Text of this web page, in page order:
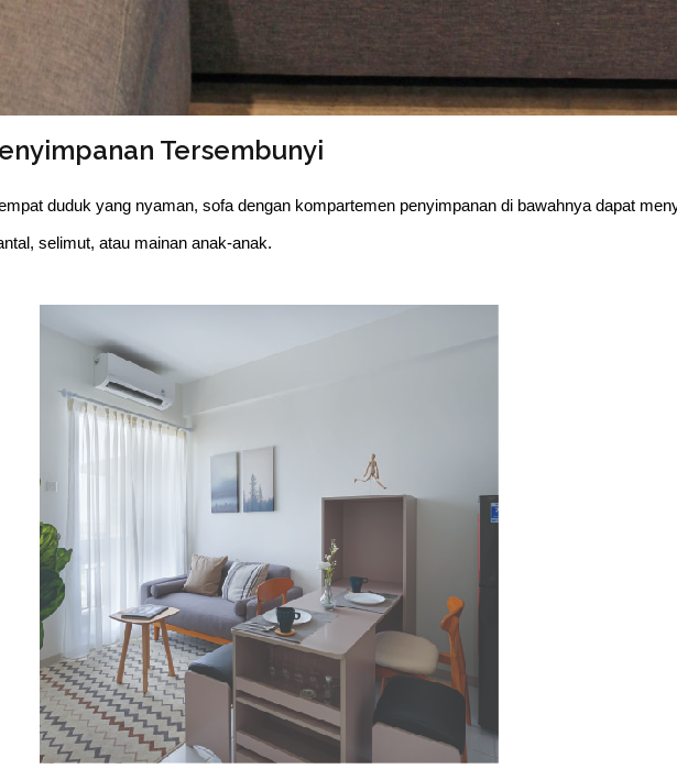
Tersembunyi
duduk yang nyaman, sofa dengan kompartemen penyimpanan di bawahnya dapat
selimut, atau mainan anak-anak.